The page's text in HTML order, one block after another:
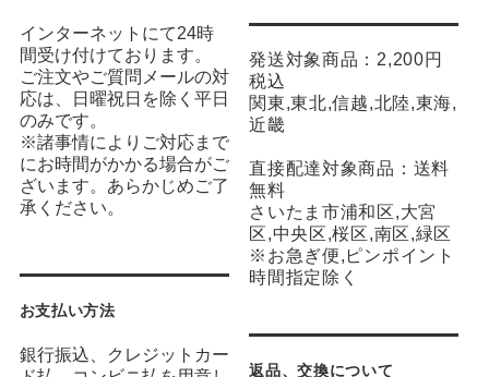
インターネットにて24時
間受け付けております。
ご注文やご質問メールの対
応は、日曜祝日を除く平日
のみです。
※諸事情によりご対応まで
にお時間がかかる場合がご
ざいます。あらかじめご了
承ください。
お支払い方法
銀行振込、クレジットカー
発送対象商品：2,200円
税込
関東,東北,信越,北陸,東海,
近畿
直接配達対象商品：送料
無料
さいたま市浦和区,大宮
区,中央区,桜区,南区,緑区
※お急ぎ便,ピンポイント
時間指定除く
返品、交換について